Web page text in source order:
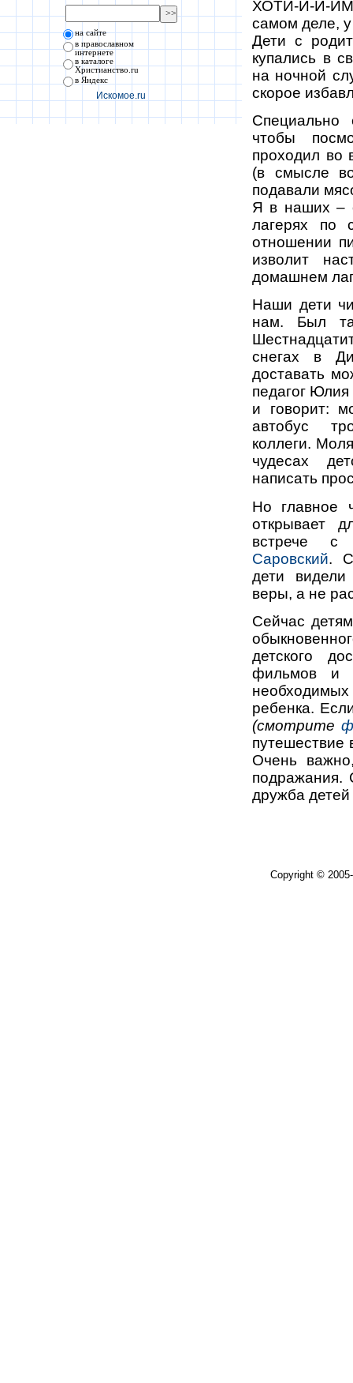
на сайте
в православном
интернете
в каталоге
Христианство.ru
в Яндекс
Искомое.ru
ХОТИ-И-И-ИМ
самом деле,
Дети с
купались в
на ночной
скорое
чтобы
проходил во
(в смысле
подавали
Я в наших –
лагерях по
отношении
изволит
домашнем
Наши дети
нам. Был
снегах в
доставать
педагог
и говорит:
автобус
коллеги.
чудесах
написать
Но главное
открывает
встрече
Саровский.
дети
веры, а не
Сейчас
детского
фильмов и
ребенка.
(смотрите
путешествие
Очень
подражания.
дружба детей
Copyright ©